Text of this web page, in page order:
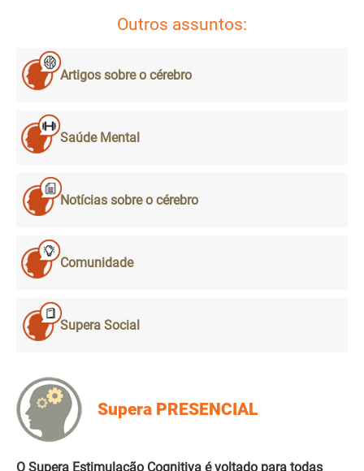
Outros assuntos:
Artigos sobre o cérebro
Saúde Mental
Notícias sobre o cérebro
Comunidade
Supera Social
Supera PRESENCIAL
O Supera Estimulação Cognitiva é voltado para todas